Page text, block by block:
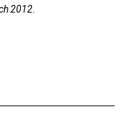
2012.